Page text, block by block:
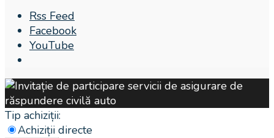
Rss Feed
Facebook
YouTube
Search
Window
Tip achiziții:
Achiziții directe